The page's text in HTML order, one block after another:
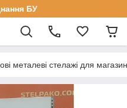
БУ
металеві стелажі для